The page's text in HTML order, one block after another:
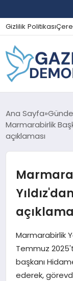
Gizlilik Politikası
GÜNDEM
EKONOMI
SPOR
SAĞLIK
Ana Sayfa
Marmarabirlik
açıklaması
Marmarabirlik
Temmuz
başkanı
ederek,